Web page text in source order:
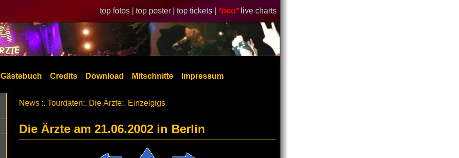
top fotos | top poster | top tickets | *neu* live charts
Gästebuch Credits Download Mitschnitte Impressum
News :. Tourdaten:. Die Ärzte:. Einzelgigs
Die Ärzte am 21.06.2002 in Berlin